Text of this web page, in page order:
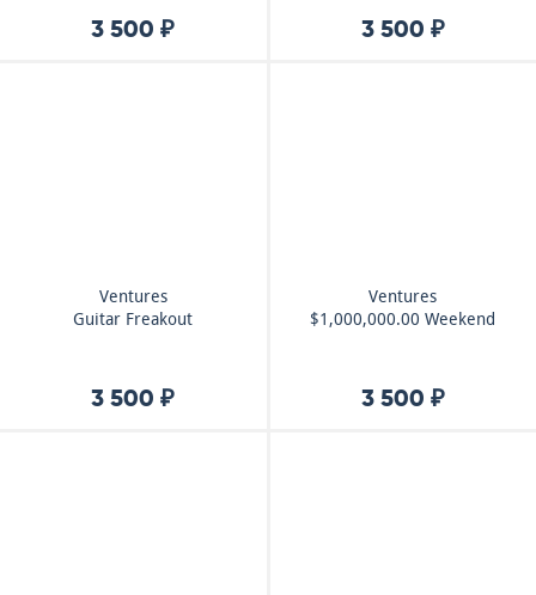
3 500 ₽ 3 500 ₽
Ventures
Guitar Freakout
3 500 ₽
Ventures
$1,000,000.00 Weekend
3 500 ₽